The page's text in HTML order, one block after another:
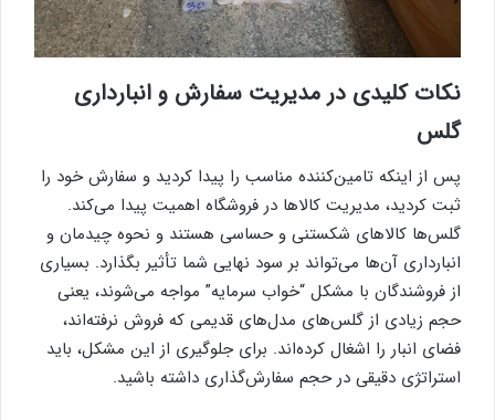
نکات کلیدی در مدیریت سفارش و انبارداری
گلس
پس از اینکه تامین‌کننده مناسب را پیدا کردید و سفارش خود را
ثبت کردید، مدیریت کالاها در فروشگاه اهمیت پیدا می‌کند.
گلس‌ها کالاهای شکستنی و حساسی هستند و نحوه چیدمان و
انبارداری آن‌ها می‌تواند بر سود نهایی شما تأثیر بگذارد. بسیاری
از فروشندگان با مشکل “خواب سرمایه” مواجه می‌شوند، یعنی
حجم زیادی از گلس‌های مدل‌های قدیمی که فروش نرفته‌اند،
فضای انبار را اشغال کرده‌اند. برای جلوگیری از این مشکل، باید
استراتژی دقیقی در حجم سفارش‌گذاری داشته باشید.